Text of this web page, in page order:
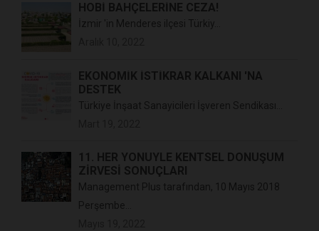
HOBİ BAHÇELERİNE CEZA!
İzmir 'in Menderes ilçesi Türkiy...
EKONOMİK İSTİKRAR KALKANI 'NA
DESTEK
Türkiye İnşaat Sanayicileri İşveren Sendikası...
11. HER YÖNÜYLE KENTSEL DÖNÜŞÜM
ZİRVESİ SONUÇLARI
Management Plus tarafından, 10 Mayıs 2018
Perşembe...